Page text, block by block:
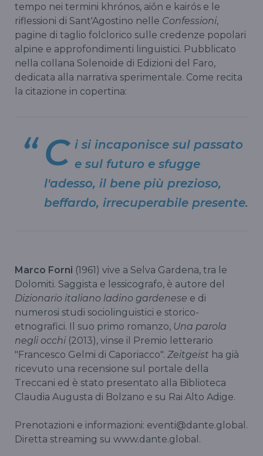
tempo nei termini khrónos, aiṓn e kairós e le
riflessioni di Sant'Agostino nelle Confessioni,
pagine di taglio folclorico sulle credenze popolari
alpine e approfondimenti linguistici. Pubblicato
nella collana Solenoide di Edizioni del Faro,
dedicata alla narrativa sperimentale. Come recita
la citazione in copertina:
C i si incaponisce sul passato
e sul futuro e sfugge
l'adesso, il bene più prezioso,
beffardo, irrecuperabile presente.
Marco Forni (1961) vive a Selva Gardena, tra le
Dolomiti. Saggista e lessicografo, è autore del
Dizionario italiano ladino gardenese e di
numerosi studi sociolinguistici e storico-
etnografici. Il suo primo romanzo, Una parola
negli occhi (2013), vinse il Premio letterario
"Francesco Gelmi di Caporiacco". Zeitgeist ha già
ricevuto una recensione sul portale della
Treccani ed è stato presentato alla Biblioteca
Claudia Augusta di Bolzano e su Rai Alto Adige.
Prenotazioni e informazioni: eventi@dante.global.
Diretta streaming su www.dante.global.